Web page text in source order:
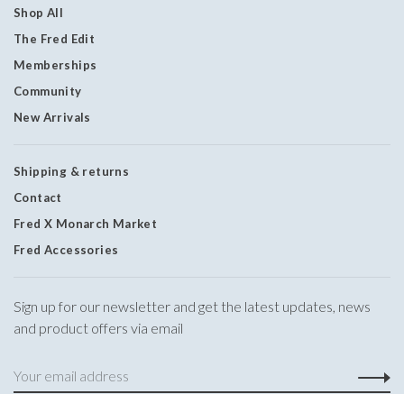
Shop All
The Fred Edit
Memberships
Community
New Arrivals
Shipping & returns
Contact
Fred X Monarch Market
Fred Accessories
Sign up for our newsletter and get the latest updates, news
and product offers via email